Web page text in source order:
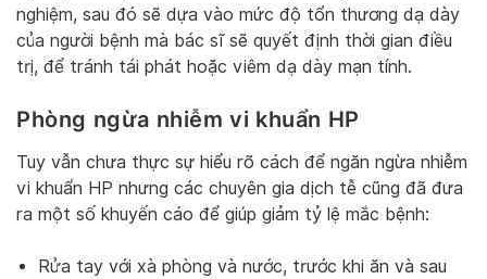
nghiệm, sau đó sẽ dựa vào mức độ tổn thương dạ dày
của người bệnh mà bác sĩ sẽ quyết định thời gian điều
trị, để tránh tái phát hoặc viêm dạ dày mạn tính.
Phòng ngừa nhiễm vi khuẩn HP
Tuy vẫn chưa thực sự hiểu rõ cách để ngăn ngừa nhiễm
vi khuẩn HP nhưng các chuyên gia dịch tễ cũng đã đưa
ra một số khuyến cáo để giúp giảm tỷ lệ mắc bệnh:
Rửa tay với xà phòng và nước, trước khi ăn và sau